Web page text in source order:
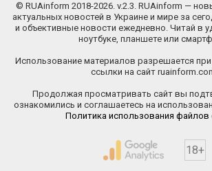
© RUAinform 2018-2026. v.2.3. RUAinform —
актуальных новостей в Украине и мире за
и объективные новости ежедневно. Читай в
ноутбуке, планшете или
Использование материалов разрешается
ссылки на сайт
Продолжая просматривать сайт вы
ознакомились и соглашаетесь на
Политика использования файлов
18+